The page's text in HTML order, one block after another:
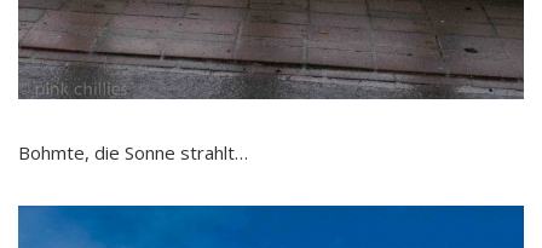
Bohmte, die Sonne strahlt…